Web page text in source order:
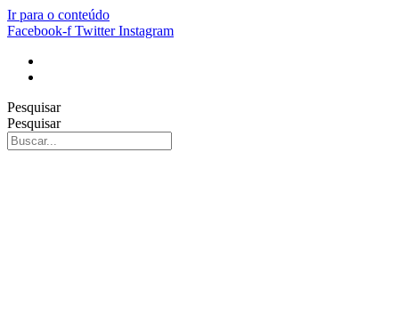
Ir para o conteúdo
Facebook-f Twitter Instagram
Pesquisar
Pesquisar